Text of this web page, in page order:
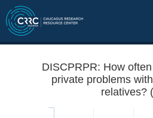
DISCPRPR: How
private problems
relatives?